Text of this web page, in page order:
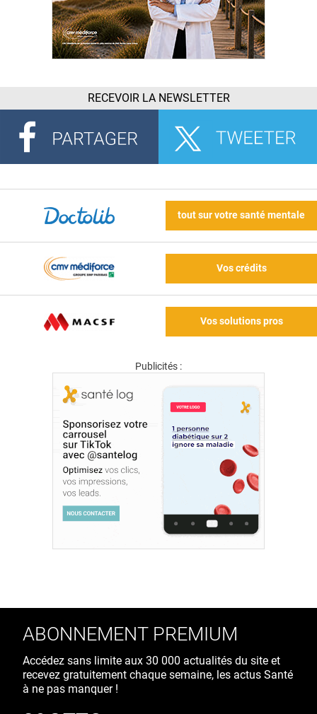
RECEVOIR LA NEWSLETTER
tout sur votre santé mentale
Vos crédits
Vos solutions pros
Publicités :
ABONNEMENT PREMIUM
Accédez sans limite aux 30 000 actualités du site et
recevez gratuitement chaque semaine, les actus Santé
à ne pas manquer !